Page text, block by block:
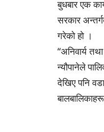
बुधबार एक
सरकार
गरेको हो ।
“अनिवार्य
न्यौपानेले
देखिए पनि